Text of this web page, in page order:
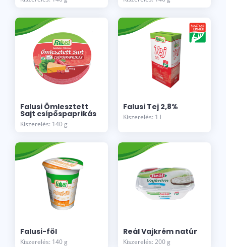
Falusi Ömlesztett
Sajt csípőspaprikás
Kiszerelés: 140 g
Falusi Tej 2,8%
Kiszerelés: 1 l
Falusi-föl
Kiszerelés: 140 g
Reál Vajkrém natúr
Kiszerelés: 200 g